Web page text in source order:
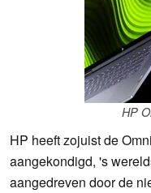
HP
HP heeft zojuist de
aangekondigd, 's
aangedreven door de